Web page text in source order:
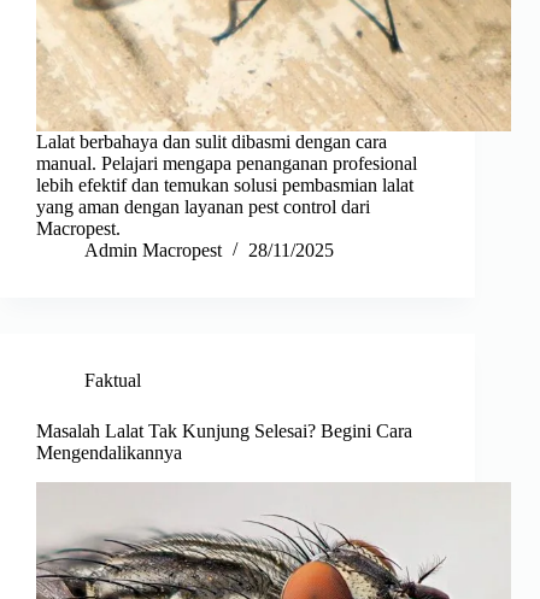
Lalat berbahaya dan sulit dibasmi dengan cara
manual. Pelajari mengapa penanganan profesional
lebih efektif dan temukan solusi pembasmian lalat
yang aman dengan layanan pest control dari
Macropest.
Admin Macropest
28/11/2025
Faktual
Masalah Lalat Tak Kunjung Selesai? Begini Cara
Mengendalikannya